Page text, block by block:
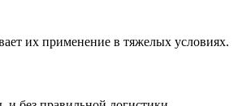
их применение в тяжелых условиях.